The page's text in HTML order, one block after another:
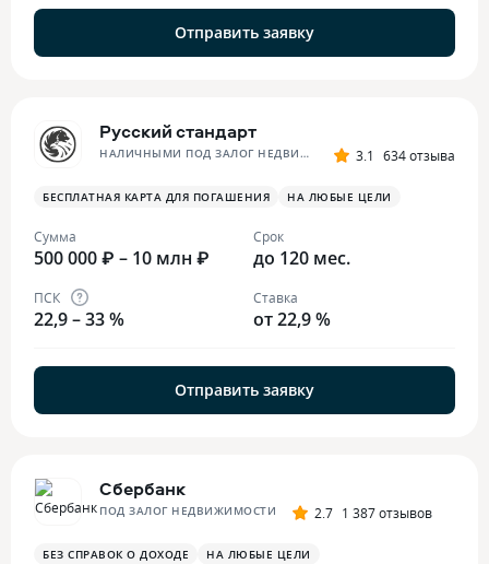
Отправить заявку
Русский стандарт
НАЛИЧНЫМИ ПОД ЗАЛОГ НЕДВИЖИМОСТИ 3.1 634 отзыва
БЕСПЛАТНАЯ КАРТА ДЛЯ ПОГАШЕНИЯ НА ЛЮБЫЕ ЦЕЛИ
Сумма
500 000 ₽ – 10 млн ₽
Срок
до 120 мес.
ПСК
22,9 – 33 %
Ставка
от 22,9 %
Отправить заявку
Сбербанк
ПОД ЗАЛОГ НЕДВИЖИМОСТИ 2.7 1 387 отзывов
БЕЗ СПРАВОК О ДОХОДЕ НА ЛЮБЫЕ ЦЕЛИ